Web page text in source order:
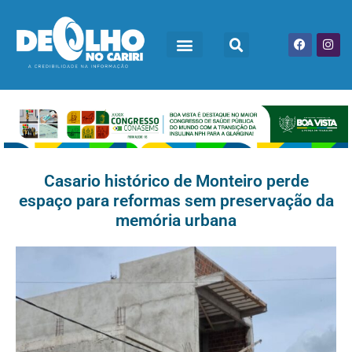
Casario histórico de Monteiro perde
espaço para reformas sem preservação da
memória urbana